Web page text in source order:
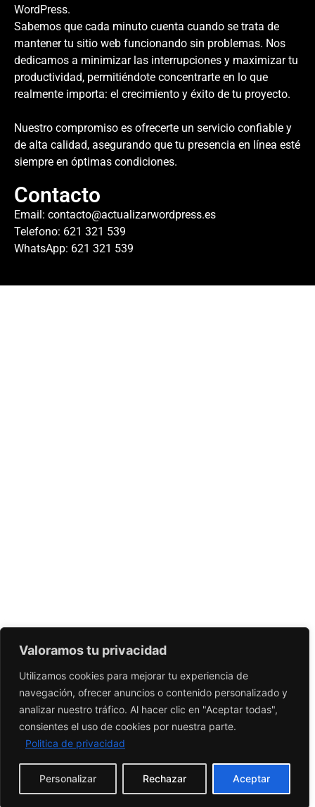
Valoramos tu privacidad
Utilizamos cookies para mejorar tu experiencia de
navegación, ofrecer anuncios o contenido personalizado y
analizar nuestro tráfico. Al hacer clic en "Aceptar todas",
consientes el uso de cookies por nuestra parte.
Politica de privacidad
Personalizar Rechazar Aceptar
WordPress.
Sabemos que cada minuto cuenta cuando se trata de
mantener tu sitio web funcionando sin problemas. Nos
dedicamos a minimizar las interrupciones y maximizar tu
productividad, permitiéndote concentrarte en lo que
realmente importa: el crecimiento y éxito de tu proyecto.
Nuestro compromiso es ofrecerte un servicio confiable y
de alta calidad, asegurando que tu presencia en línea esté
siempre en óptimas condiciones.
Contacto
Email: contacto@actualizarwordpress.es
Telefono: 621 321 539
WhatsApp: 621 321 539